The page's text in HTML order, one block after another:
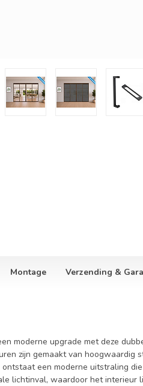
Montage Verzending &
moderne upgrade met deze
zijn gemaakt van hoogwaardig
een moderne uitstraling
lichtinval, waardoor het interieur